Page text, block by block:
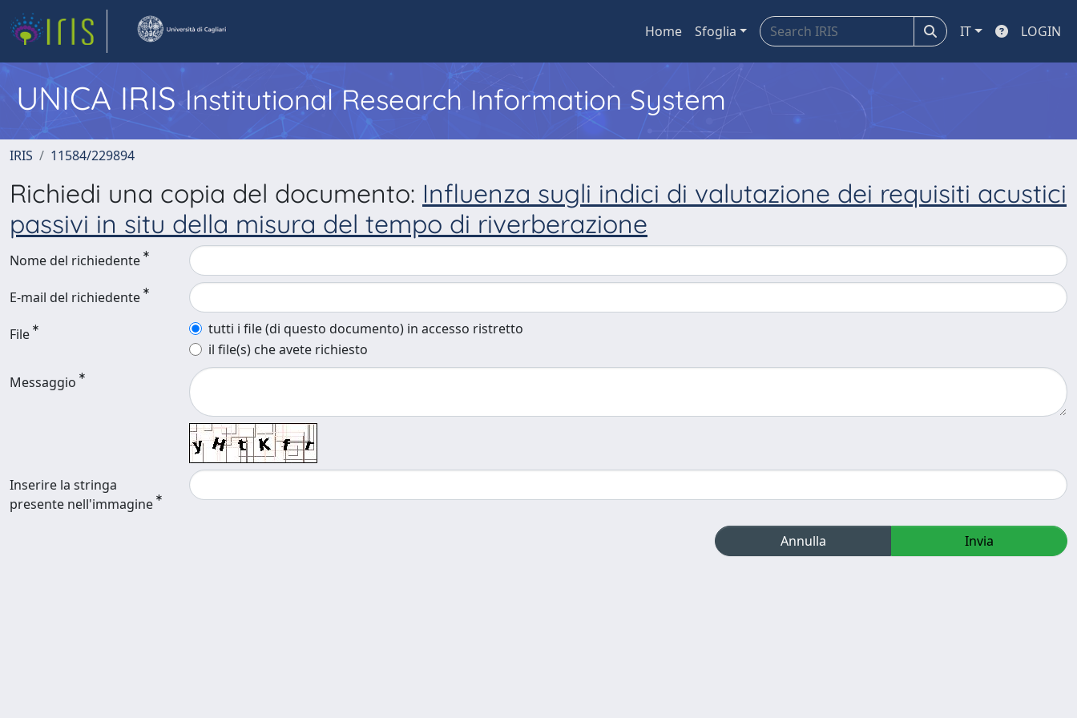
Home Sfoglia IT LOGIN
UNICA IRISInstitutional Research Information System
IRIS 11584/229894
Richiedi una copia del documento: Influenza sugli indici di valutazione dei requisiti acustici
passivi in situ della misura del tempo di riverberazione
Nome del richiedente
E-mail del richiedente
File
tutti i file (di questo documento) in accesso ristretto
il file(s) che avete richiesto
Messaggio
Inserire la stringa
presente nell'immagine
Annulla Invia